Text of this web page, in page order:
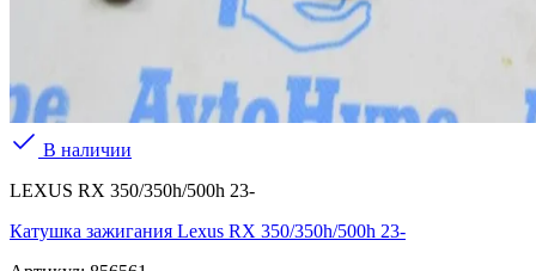
В наличии
LEXUS RX 350/350h/500h 23-
Катушка зажигания Lexus RX 350/350h/500h 23-